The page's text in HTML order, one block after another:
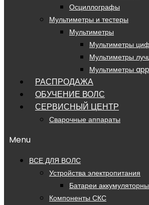
Осциллографы
Мультиметры и тестеры
Мультиметры
Мультиметры
Мультиметры
Мультиметры
РАСПРОДАЖА
ОБУЧЕНИЕ ВОЛС
СЕРВИСНЫЙ ЦЕНТР
Сварочные аппараты
Menu
ВСЕ ДЛЯ ВОЛС
Устройства электропитания
Батареи
Компоненты СКС